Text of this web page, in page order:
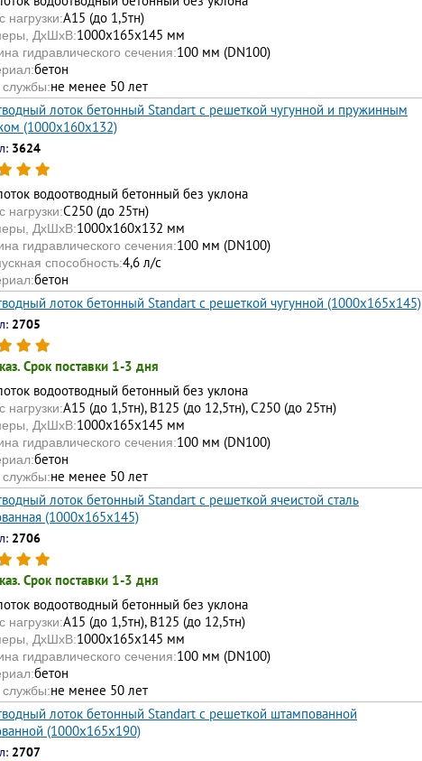
нагрузки:А15 (до 1,5тн)
ДхШхВ:1000х165x145 мм
гидравлического сечения:100 мм (DN100)
бетон
службы:не менее 50 лет
лоток бетонный Standart с решеткой чугунной и пружинным
(1000x160x132)
3624
водоотводный бетонный без уклона
нагрузки:С250 (до 25тн)
ДхШхВ:1000х160x132 мм
гидравлического сечения:100 мм (DN100)
способность:4,6 л/с
бетон
лоток бетонный Standart с решеткой чугунной (1000x165x145)
2705
Срок поставки 1-3 дня
водоотводный бетонный без уклона
нагрузки:А15 (до 1,5тн), В125 (до 12,5тн), С250 (до 25тн)
ДхШхВ:1000х165x145 мм
гидравлического сечения:100 мм (DN100)
бетон
службы:не менее 50 лет
лоток бетонный Standart с решеткой ячеистой сталь
(1000x165x145)
2706
Срок поставки 1-3 дня
водоотводный бетонный без уклона
нагрузки:А15 (до 1,5тн), В125 (до 12,5тн)
ДхШхВ:1000х165x145 мм
гидравлического сечения:100 мм (DN100)
бетон
службы:не менее 50 лет
лоток бетонный Standart с решеткой штампованной
(1000x165x190)
2707